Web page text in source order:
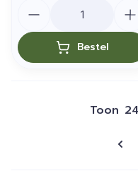
Bestel
Toon